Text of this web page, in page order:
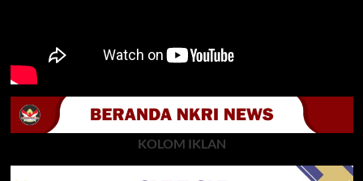
KOLOM IKLAN